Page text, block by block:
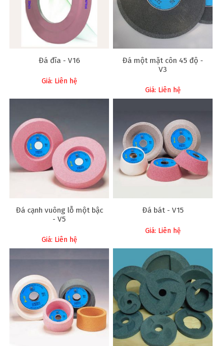
Đá đĩa - V16
Giá: Liên hệ
Đá một mặt côn 45 độ -
V3
Giá: Liên hệ
Đá cạnh vuông lỗ một bậc
- V5
Giá: Liên hệ
Đá bát - V15
Giá: Liên hệ